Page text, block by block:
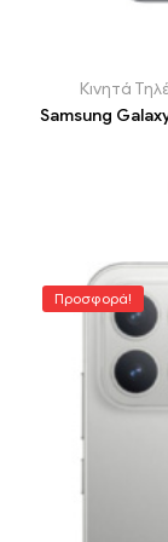
Κινητά
Samsung
Προσφορά!